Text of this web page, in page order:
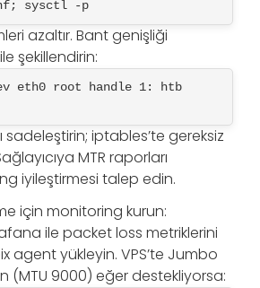
sysctl -p
azaltır. Bant genişliği
şekillendirin:
eth0 root handle 1: htb
sadeleştirin; iptables’te gereksiz
MTR raporları
iyileştirmesi talep edin.
için monitoring kurun:
ile packet loss metriklerini
agent yükleyin. VPS’te Jumbo
(MTU 9000) eğer destekliyorsa: